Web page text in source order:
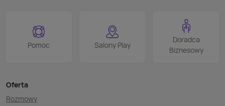
Pomoc Salony Play
Doradca
Biznesowy
Oferta
Rozmowy